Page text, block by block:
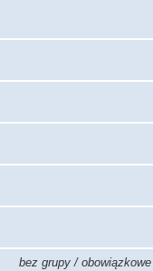
bez grupy / obowiązkowe